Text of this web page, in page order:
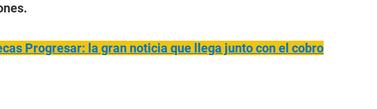
Progresar: la gran noticia que llega junto con el cobro